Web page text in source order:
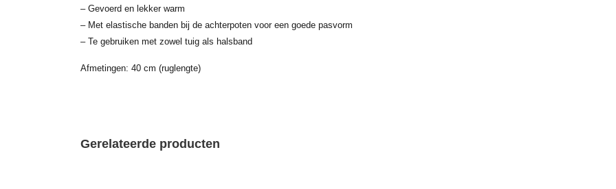
– Gevoerd en lekker warm
– Met elastische banden bij de achterpoten voor een goede pasvorm
– Te gebruiken met zowel tuig als halsband
Afmetingen: 40 cm (ruglengte)
Gerelateerde producten